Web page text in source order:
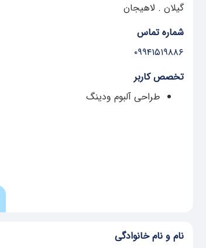
گیلان . لاهیجان
شماره تماس
۰۹۹۴۱۵۱۹۸۸۶
تخصص کاربر
طراحی آلبوم ودینگ
نام و نام خانوادگی